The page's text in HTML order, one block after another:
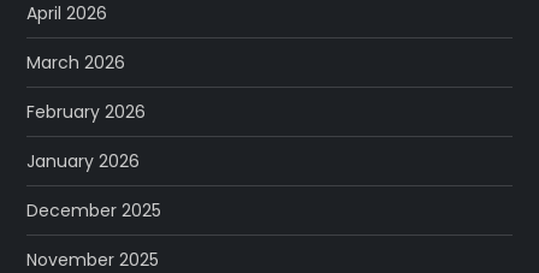
April 2026
March 2026
February 2026
January 2026
December 2025
November 2025